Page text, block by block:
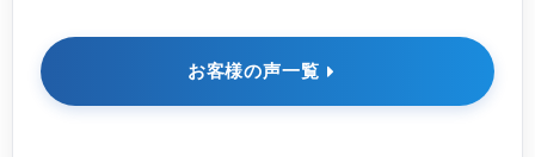
お客様の声一覧